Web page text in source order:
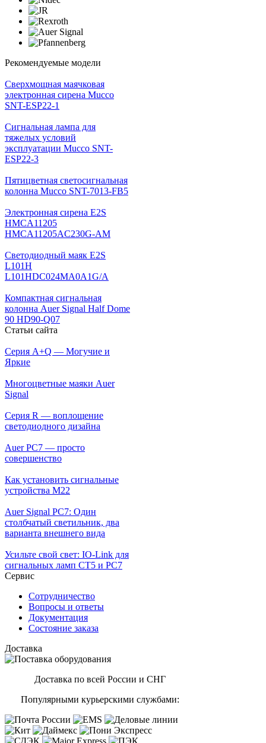
Рекомендуемые модели
Cверхмощная маячковая
электронная сирена Mucco
SNT-ESP22-1
Сигнальная лампа для
тяжелых условий
эксплуатации Mucco SNT-
ESP22-3
Пятицветная светосигнальная
колонна Mucco SNT-7013-FB5
Электронная сирена E2S
HMCA11205
HMCA11205AC230G-AM
Светодиодный маяк E2S
L101H
L101HDC024MA0A1G/A
Компактная сигнальная
колонна Auer Signal Half Dome
90 HD90-Q07
Статьи сайта
Серия A+Q — Могучие и
Яркие
Многоцветные маяки Auer
Signal
Серия R — воплощение
светодиодного дизайна
Auer PC7 — просто
совершенство
Как установить сигнальные
устройства М22
Auer Signal PC7: Один
столбчатый светильник, два
варианта внешнего вида
Усильте свой свет: IO-Link для
сигнальных ламп CT5 и PC7
Сервис
Сотрудничество
Вопросы и ответы
Документация
Состояние заказа
Доставка
Доставка по всей России и СНГ
Популярными курьерскими службами: